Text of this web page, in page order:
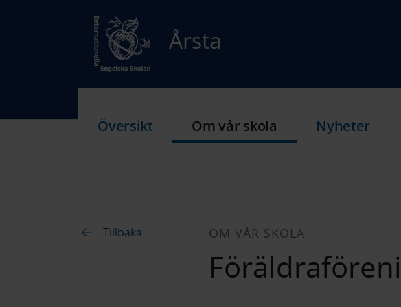
Årsta
Översikt Om vår skola Nyheter
Tillbaka OM VÅR SKOLA